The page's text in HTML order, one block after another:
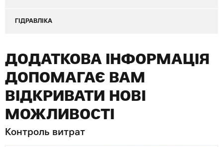
ГІДРАВЛІКА
ДОДАТКОВА ІНФОРМАЦІЯ
ДОПОМАГАЄ ВАМ
ВІДКРИВАТИ НОВІ
МОЖЛИВОСТІ
Контроль витрат